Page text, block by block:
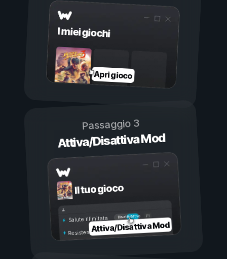
I miei giochi
Apri gioco
Passaggio 3
Attiva/Disattiva Mod
Il tuo gioco
Attivo
Disattivo
Salute illimitata
Resistenza illimitata
Attiva/Disattiva Mod